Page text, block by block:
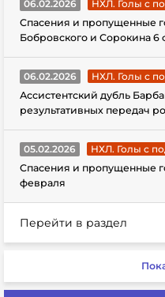
06.02.2026
НХЛ. Голы с
Спасения и пропущенные
Бобровского и Сорокина 6
06.02.2026
НХЛ. Голы с
Ассистентский дубль
результативных передач
05.02.2026
НХЛ. Голы с
Спасения и пропущенные
февраля
Перейти в раздел